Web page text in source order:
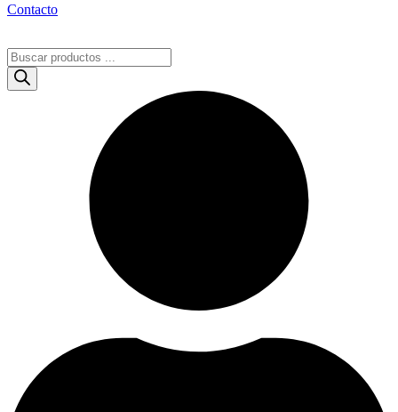
Contacto
Búsqueda
de
productos